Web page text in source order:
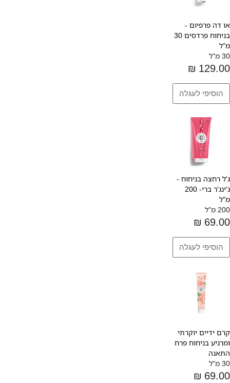
או דה פרפיום -
בניחוח פרדסים 30
מ"ל
30 מ"ל
129.00 ₪
ג'ל רחצה בניחוח -
ג'ינג'ר ברי- 200
מ"ל
200 מ"ל
69.00 ₪
קרם ידיים יוקרתי
ומרגיע בניחוח פרח
התאנה
30 מ"ל
69.00 ₪